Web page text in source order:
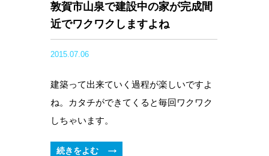
敦賀市山泉で建設中の家が完成間
近でワクワクしますよね
2015.07.06
建築って出来ていく過程が楽しいですよ
ね。カタチができてくると毎回ワクワク
しちゃいます。
続きをよむ